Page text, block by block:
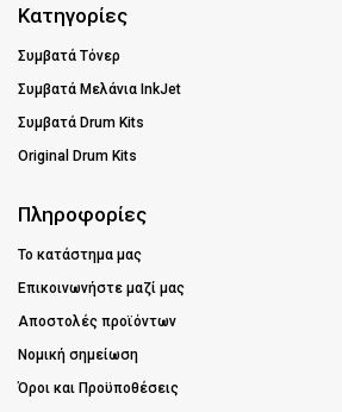
Κατηγορίες
Συμβατά Τόνερ
Συμβατά Μελάνια InkJet
Συμβατά Drum Kits
Original Drum Kits
Πληροφορίες
Το κατάστημα μας
Επικοινωνήστε μαζί μας
Αποστολές προϊόντων
Νομική σημείωση
Όροι και Προϋποθέσεις